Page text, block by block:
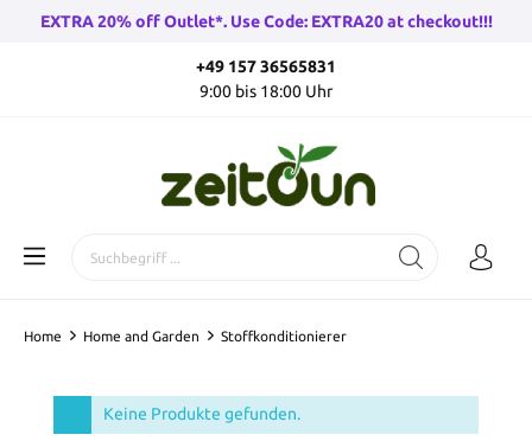
EXTRA 20% off Outlet*. Use Code: EXTRA20 at checkout!!!
+49 157 36565831
9:00 bis 18:00 Uhr
Home Home and Garden Stoffkonditionierer
Keine Produkte gefunden.